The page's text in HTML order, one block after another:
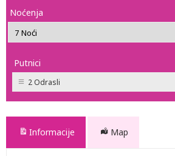
Noćenja
Putnici
2 Odrasli
Informacije Map